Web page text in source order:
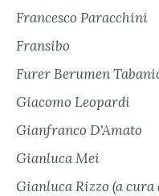
Francesco Paracchini
Fransibo
Furer Berumen
Giacomo Leopardi
Gianfranco D'Amato
Gianluca Mei
Gianluca Rizzo (a cura